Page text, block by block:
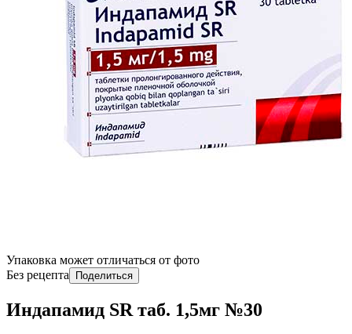
Упаковка может отличаться от фото
Без рецепта
Поделиться
Индапамид SR таб. 1,5мг №30